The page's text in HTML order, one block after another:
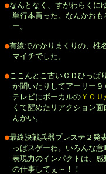
●なんとなく、すがわらくに
単行本買った。なんかおも
ー。
●有線でかかりまくりの、椎
マイチでした。
●ここんとこ古いＣＤひっぱ
か聞いたりしてアーリー９
テレビにボーカルの ＹＯＵ
くて醒めたリアクション面
んかい。
●最終決戦兵器プレステ２発
っぱスゲーわ。いろんな意
表現力のインパクトは、感
の仕事してぇ～！！